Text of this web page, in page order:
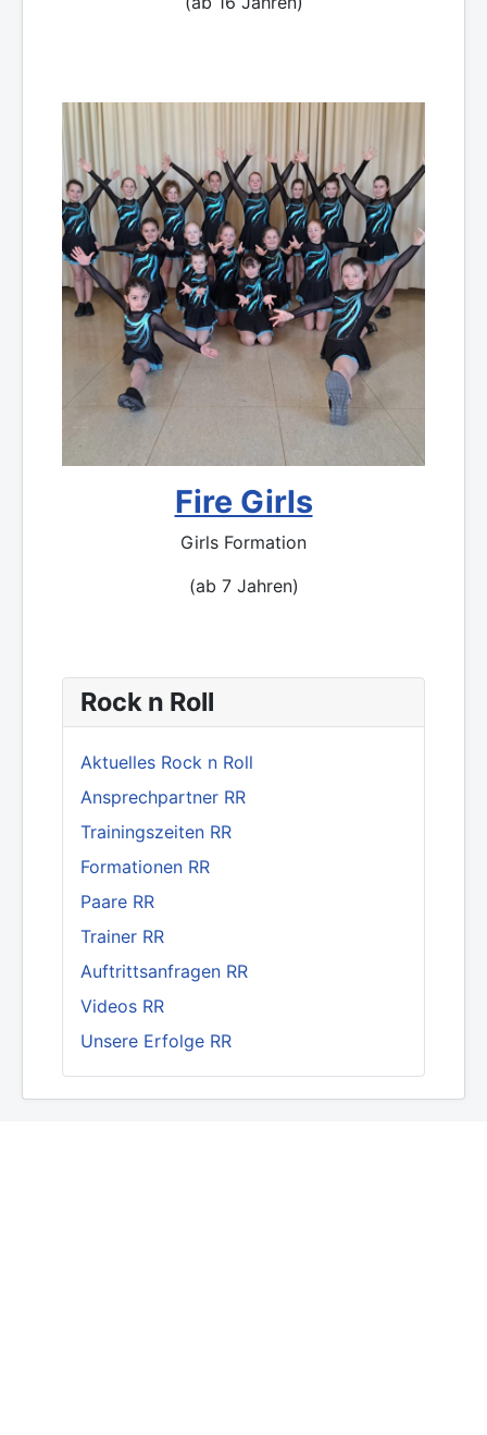
Rock n Roll
Aktuelles Rock n Roll
Ansprechpartner RR
Trainingszeiten RR
Formationen RR
Paare RR
Trainer RR
Auftrittsanfragen RR
Videos RR
Unsere Erfolge RR
Fire Girls
Girls Formation
(ab 7 Jahren)